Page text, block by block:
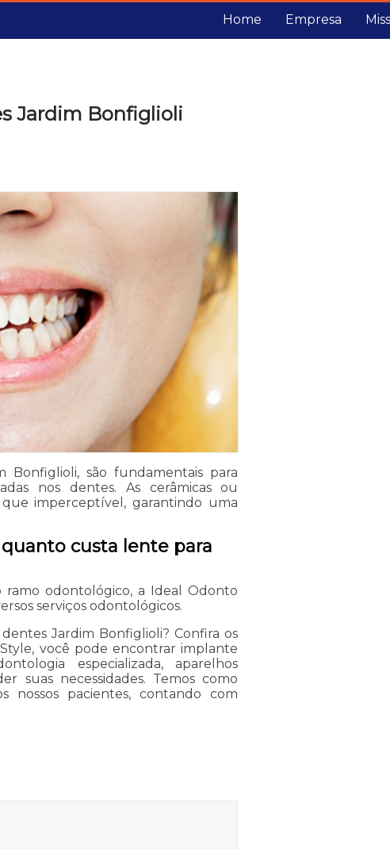
Home Empresa
Jardim Bonfiglioli
são fundamentais para
nos dentes. As cerâmicas ou
imperceptível, garantindo uma
custa lente para
ramo odontológico, a Ideal Odonto
serviços odontológicos.
Jardim Bonfiglioli? Confira os
você pode encontrar implante
especializada, aparelhos
suas necessidades. Temos como
nossos pacientes, contando com